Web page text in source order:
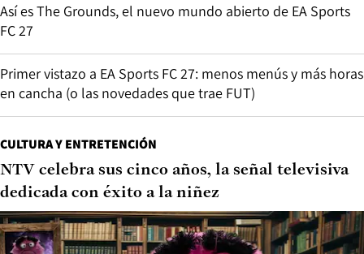
Así es The Grounds, el nuevo mundo abierto de EA Sports
FC 27
Primer vistazo a EA Sports FC 27: menos menús y más horas
en cancha (o las novedades que trae FUT)
CULTURA Y ENTRETENCIÓN
NTV celebra sus cinco años, la señal televisiva
dedicada con éxito a la niñez